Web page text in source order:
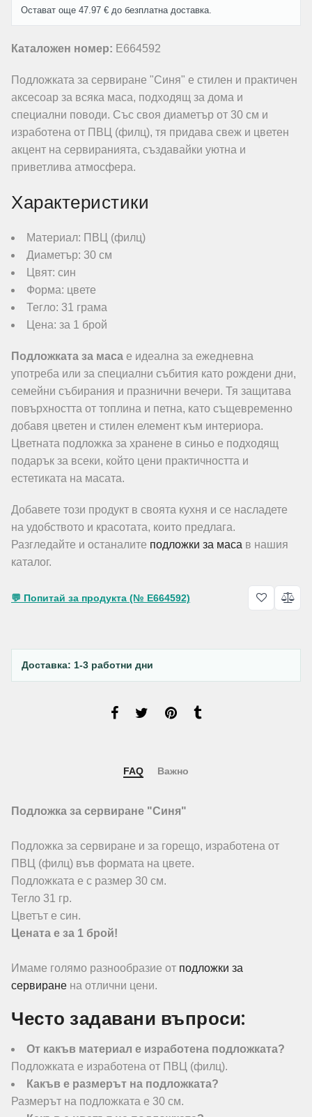
Остават още 47.97 € до безплатна доставка.
Каталожен номер: E664592
Подложката за сервиране "Синя" е стилен и практичен
аксесоар за всяка маса, подходящ за дома и
специални поводи. Със своя диаметър от 30 см и
изработена от ПВЦ (филц), тя придава свеж и цветен
акцент на сервиранията, създавайки уютна и
приветлива атмосфера.
Характеристики
Материал: ПВЦ (филц)
Диаметър: 30 см
Цвят: син
Форма: цвете
Тегло: 31 грама
Цена: за 1 брой
Подложката за маса е идеална за ежедневна
употреба или за специални събития като рождени дни,
семейни събирания и празнични вечери. Тя защитава
повърхността от топлина и петна, като същевременно
добавя цветен и стилен елемент към интериора.
Цветната подложка за хранене в синьо е подходящ
подарък за всеки, който цени практичността и
естетиката на масата.
Добавете този продукт в своята кухня и се насладете
на удобството и красотата, които предлага.
Разгледайте и останалите подложки за маса в нашия
каталог.
💬 Попитай за продукта (№ E664592)
Доставка: 1-3 работни дни
FAQ Важно
Подложка за сервиране "Синя"
Подложка за сервиране и за горещо, изработена от
ПВЦ (филц) във формата на цвете.
Подложката е с размер 30 см.
Тегло 31 гр.
Цветът е син.
Цената е за 1 брой!
Имаме голямо разнообразие от подложки за
сервиране на отлични цени.
Често задавани въпроси:
От какъв материал е изработена подложката?
Подложката е изработена от ПВЦ (филц).
Какъв е размерът на подложката?
Размерът на подложката е 30 см.